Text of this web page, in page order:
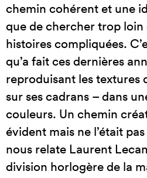
chemin cohérent et une
que de chercher trop loin
histoires compliquées.
qu’a fait ces dernières
reproduisant les textures
sur ses cadrans – dans
couleurs. Un chemin
évident mais ne l’était
nous relate Laurent
division horlogère de la